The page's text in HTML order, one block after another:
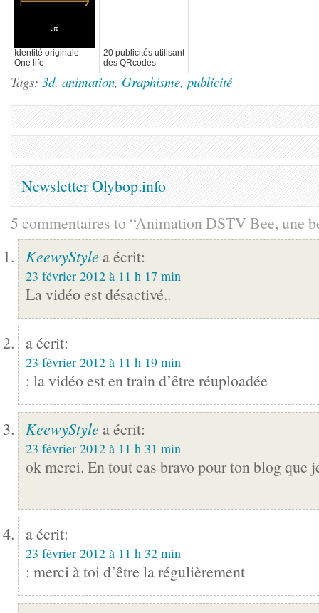
Identité originale -
One life
20 publicités utilisant
des QRcodes
Tags: 3d, animation, Graphisme, publicité
Newsletter Olybop.info
5 commentaires to “Animation DSTV Bee, une
KeewyStyle a écrit:
23 février 2012 à 11 h 17 min
La vidéo est désactivé..
a écrit:
23 février 2012 à 11 h 19 min
: la vidéo est en train d’être réuploadée
KeewyStyle a écrit:
23 février 2012 à 11 h 31 min
ok merci. En tout cas bravo pour ton blog que
a écrit:
23 février 2012 à 11 h 32 min
: merci à toi d’être la régulièrement